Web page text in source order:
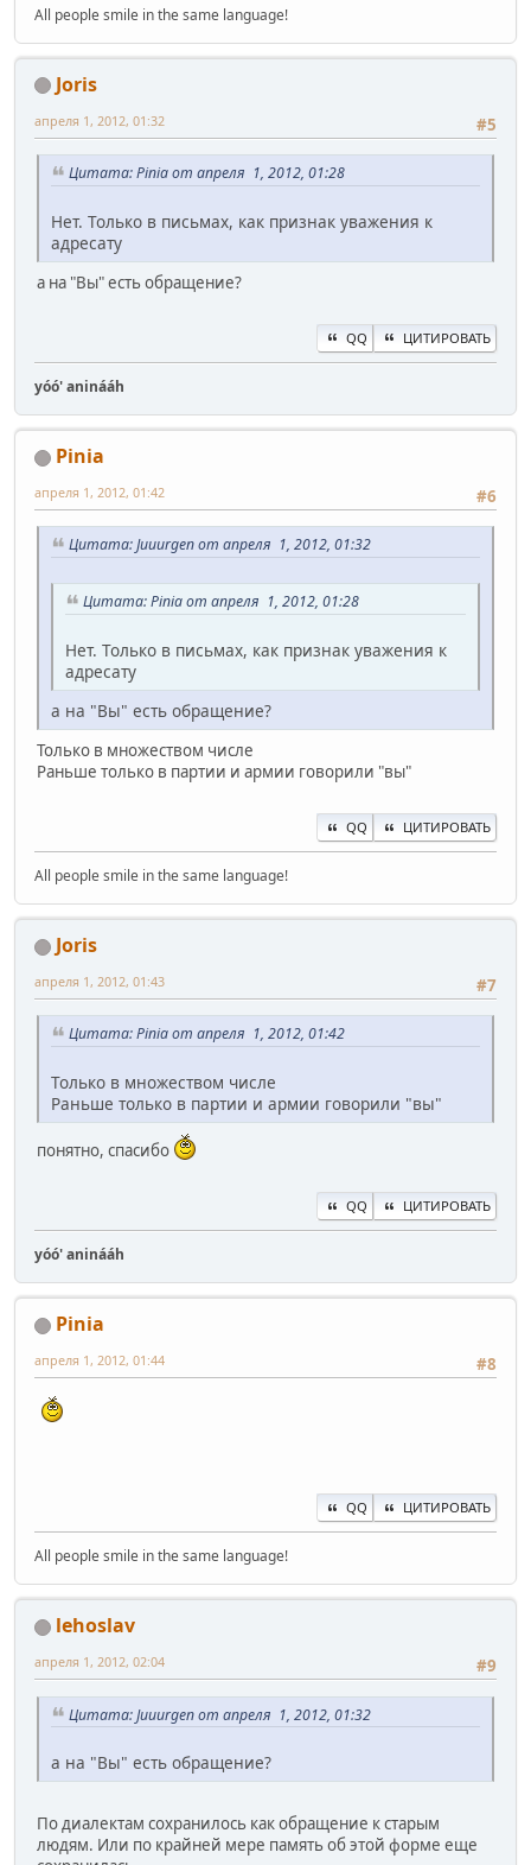
All people smile in the same language!
Joris
#5
апреля 1, 2012, 01:32
Цитата: Pinia от апреля 1, 2012, 01:28
Нет. Только в письмах, как признак уважения к
адресату
а на "Вы" есть обращение?
QQ ЦИТИРОВАТЬ
yóó' aninááh
Pinia
#6
апреля 1, 2012, 01:42
Цитата: Juuurgen от апреля 1, 2012, 01:32
Цитата: Pinia от апреля 1, 2012, 01:28
Нет. Только в письмах, как признак уважения к
адресату
а на "Вы" есть обращение?
Только в множеством числе
Раньше только в партии и армии говорили "вы"
QQ ЦИТИРОВАТЬ
All people smile in the same language!
Joris
#7
апреля 1, 2012, 01:43
Цитата: Pinia от апреля 1, 2012, 01:42
Только в множеством числе
Раньше только в партии и армии говорили "вы"
понятно, спасибо
QQ ЦИТИРОВАТЬ
yóó' aninááh
Pinia
#8
апреля 1, 2012, 01:44
QQ ЦИТИРОВАТЬ
All people smile in the same language!
lehoslav
#9
апреля 1, 2012, 02:04
Цитата: Juuurgen от апреля 1, 2012, 01:32
а на "Вы" есть обращение?
По диалектам сохранилось как обращение к старым
людям. Или по крайней мере память об этой форме еще